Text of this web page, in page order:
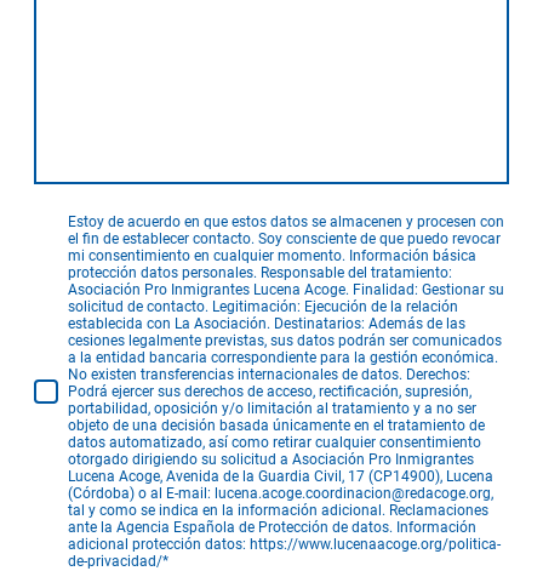
Estoy de acuerdo en que estos datos se almacenen y procesen con
el fin de establecer contacto. Soy consciente de que puedo revocar
mi consentimiento en cualquier momento. Información básica
protección datos personales. Responsable del tratamiento:
Asociación Pro Inmigrantes Lucena Acoge. Finalidad: Gestionar su
solicitud de contacto. Legitimación: Ejecución de la relación
establecida con La Asociación. Destinatarios: Además de las
cesiones legalmente previstas, sus datos podrán ser comunicados
a la entidad bancaria correspondiente para la gestión económica.
No existen transferencias internacionales de datos. Derechos:
Podrá ejercer sus derechos de acceso, rectificación, supresión,
portabilidad, oposición y/o limitación al tratamiento y a no ser
objeto de una decisión basada únicamente en el tratamiento de
datos automatizado, así como retirar cualquier consentimiento
otorgado dirigiendo su solicitud a Asociación Pro Inmigrantes
Lucena Acoge, Avenida de la Guardia Civil, 17 (CP14900), Lucena
(Córdoba) o al E-mail: lucena.acoge.coordinacion@redacoge.org,
tal y como se indica en la información adicional. Reclamaciones
ante la Agencia Española de Protección de datos. Información
adicional protección datos: https://www.lucenaacoge.org/politica-
de-privacidad/*